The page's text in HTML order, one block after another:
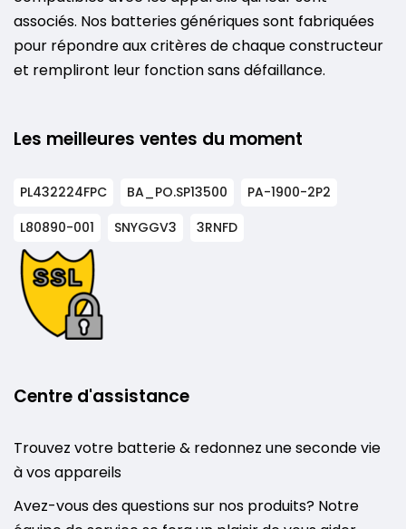
associés. Nos batteries génériques sont fabriquées
pour répondre aux critères de chaque constructeur
et rempliront leur fonction sans défaillance.
Les meilleures ventes du moment
PL432224FPC BA_PO.SP13500
PA-1900-2P2
L80890-001
SNYGGV3 3RNFD
Centre d'assistance
Trouvez votre batterie & redonnez une seconde vie
à vos appareils
Avez-vous des questions sur nos produits? Notre